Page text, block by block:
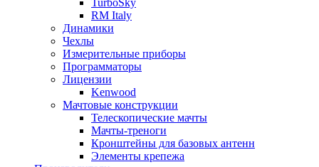
RM Italy
Динамики
Чехлы
Измерительные приборы
Программаторы
Лицензии
Kenwood
Мачтовые конструкции
Телескопические мачты
Мачты-треноги
Кронштейны для базовых антенн
Элементы крепежа